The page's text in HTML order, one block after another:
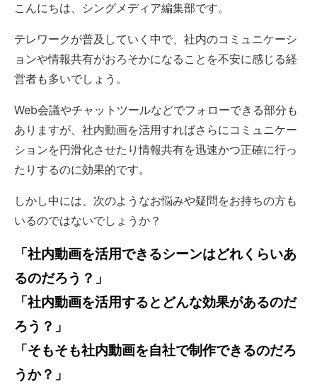
こんにちは、シングメディア編集部です。
テレワークが普及していく中で、社内のコミュニケーシ
ョンや情報共有がおろそかになることを不安に感じる経
営者も多いでしょう。
Web会議やチャットツールなどでフォローできる部分も
ありますが、社内動画を活用すればさらにコミュニケー
ションを円滑化させたり情報共有を迅速かつ正確に行っ
たりするのに効果的です。
しかし中には、次のようなお悩みや疑問をお持ちの方も
いるのではないでしょうか？
「社内動画を活用できるシーンはどれくらいあ
るのだろう？」
「社内動画を活用するとどんな効果があるのだ
ろう？」
「そもそも社内動画を自社で制作できるのだろ
うか？」